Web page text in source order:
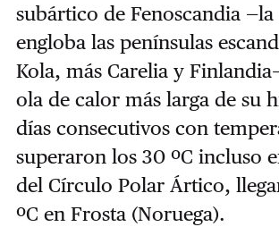
subártico de Fenoscandia
engloba las penínsulas
Kola, más Carelia y
ola de calor más larga de su
días consecutivos con
superaron los 30 ºC incluso
del Círculo Polar Ártico,
ºC en Frosta (Noruega).